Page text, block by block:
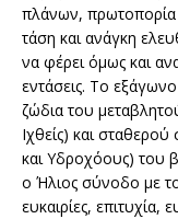
πλάνων, πρωτοπορία
τάση και ανάγκη
να φέρει όμως και
εντάσεις. Το
ζώδια του
Ιχθείς) και
και Υδροχόους) του
ο Ήλιος σύνοδο με
ευκαιρίες,